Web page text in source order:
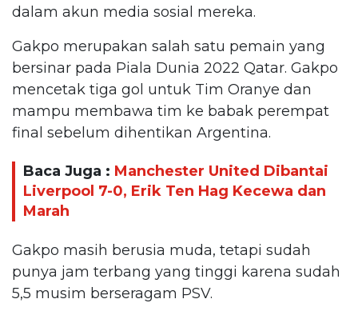
dalam akun media sosial mereka.
Gakpo merupakan salah satu pemain yang
bersinar pada Piala Dunia 2022 Qatar. Gakpo
mencetak tiga gol untuk Tim Oranye dan
mampu membawa tim ke babak perempat
final sebelum dihentikan Argentina.
Baca Juga : Manchester United Dibantai
Liverpool 7-0, Erik Ten Hag Kecewa dan
Marah
Gakpo masih berusia muda, tetapi sudah
punya jam terbang yang tinggi karena sudah
5,5 musim berseragam PSV.